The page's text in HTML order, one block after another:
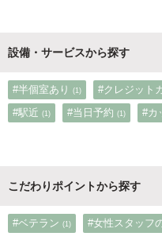
設備・サービスから探す
#半個室あり (1) #クレジット
#駅近 (1) #当日予約 (1) #カ
こだわりポイントから探す
#ベテラン (1) #女性スタッフ